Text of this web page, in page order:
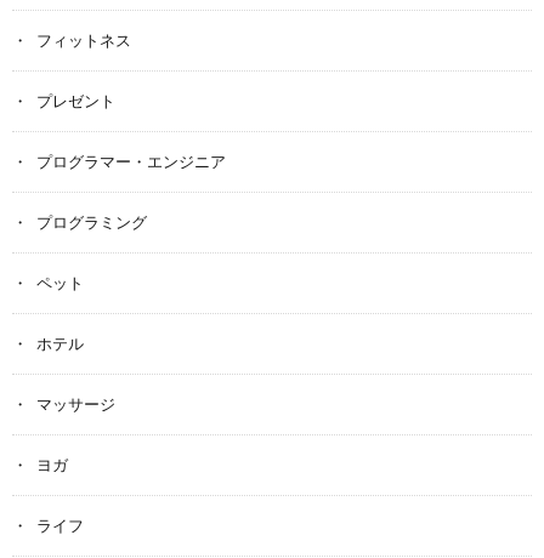
フィットネス
プレゼント
プログラマー・エンジニア
プログラミング
ペット
ホテル
マッサージ
ヨガ
ライフ